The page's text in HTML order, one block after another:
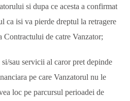
si dupa ce acesta a confirmat
ca isi va pierde dreptul la retragere
Contractului de catre Vanzator;
sau servicii al caror pret depinde
pe care Vanzatorul nu le
loc pe parcursul perioadei de